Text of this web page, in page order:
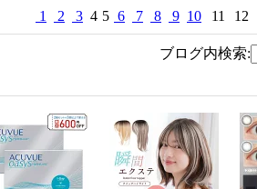
1 2 3 4 5 6 7 8 9 10 11 12
ブログ内検索: